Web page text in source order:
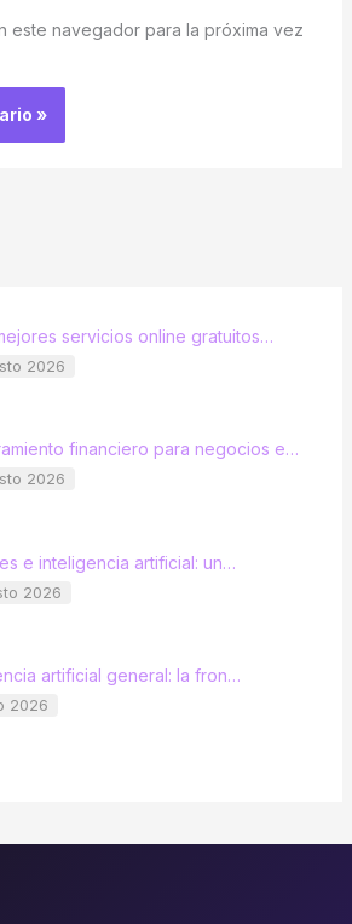
este navegador para la próxima vez
servicios online gratuitos…
2026
financiero para negocios e…
2026
e inteligencia artificial: un…
2026
artificial general: la fron…
2026